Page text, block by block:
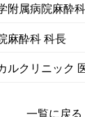
附属病院麻酔
麻酔科 科長
ルクリニック
一覧に戻る